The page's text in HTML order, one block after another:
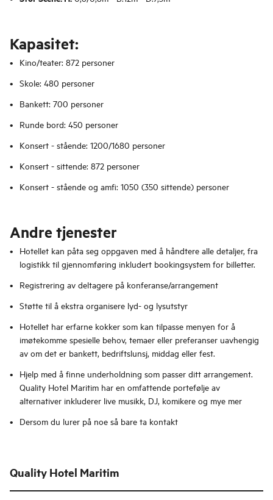
Kapasitet:
Kino/teater: 872 personer
Skole: 480 personer
Bankett: 700 personer
Runde bord: 450 personer
Konsert - stående: 1200/1680 personer
Konsert - sittende: 872 personer
Konsert - stående og amfi: 1050 (350 sittende) personer
Andre tjenester
Hotellet kan påta seg oppgaven med å håndtere alle detaljer, fra
logistikk til gjennomføring inkludert bookingsystem for billetter.
Registrering av deltagere på konferanse/arrangement
Støtte til å ekstra organisere lyd- og lysutstyr
Hotellet har erfarne kokker som kan tilpasse menyen for å
imøtekomme spesielle behov, temaer eller preferanser uavhengig
av om det er bankett, bedriftslunsj, middag eller fest.
Hjelp med å finne underholdning som passer ditt arrangement.
Quality Hotel Maritim har en omfattende portefølje av
alternativer inkluderer live musikk, DJ, komikere og mye mer
Dersom du lurer på noe så bare ta kontakt
Quality Hotel Maritim